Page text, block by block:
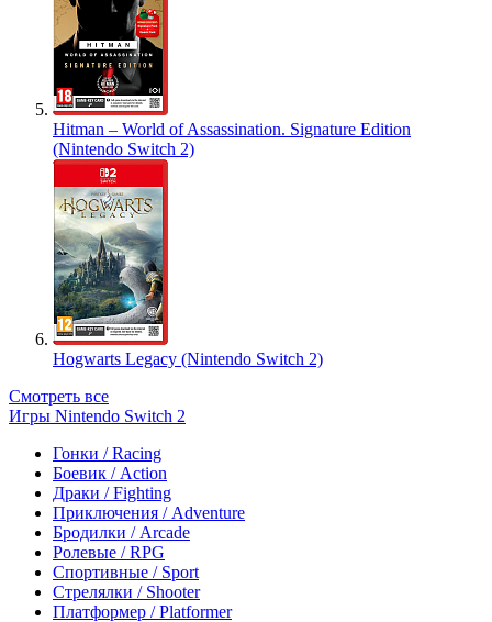
Hitman – World of Assassination. Signature Edition
(Nintendo Switch 2)
Hogwarts Legacy (Nintendo Switch 2)
Смотреть все
Игры Nintendo Switch 2
Гонки / Racing
Боевик / Action
Драки / Fighting
Приключения / Adventure
Бродилки / Arcade
Ролевые / RPG
Спортивные / Sport
Стрелялки / Shooter
Платформер / Platformer